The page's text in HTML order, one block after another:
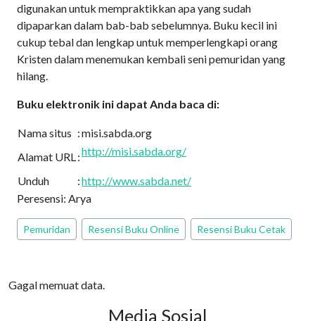
digunakan untuk mempraktikkan apa yang sudah
dipaparkan dalam bab-bab sebelumnya. Buku kecil ini
cukup tebal dan lengkap untuk memperlengkapi orang
Kristen dalam menemukan kembali seni pemuridan yang
hilang.
Buku elektronik ini dapat Anda baca di:
Nama situs :misi.sabda.org
Alamat URL:http://misi.sabda.org/
Unduh :http://www.sabda.net/
Peresensi: Arya
Pemuridan Resensi Buku Online Resensi Buku Cetak
Gagal memuat data.
Media Sosial